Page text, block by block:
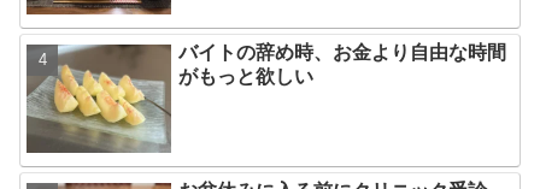
バイトの辞め時、お金より自由な時間
がもっと欲しい